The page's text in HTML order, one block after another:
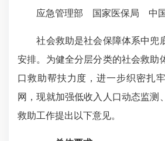
应急管理部 国家医保局 中
社会救助是社会保障体系中兜
安排。为健全分层分类的社会救助
口救助帮扶力度，进一步织密扎
网，现就加强低收入人口动态监测
救助工作提出以下意见。